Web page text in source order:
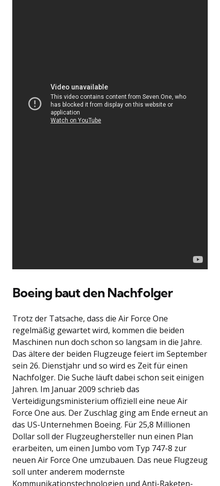
Boeing baut den Nachfolger
Trotz der Tatsache, dass die Air Force One
regelmäßig gewartet wird, kommen die beiden
Maschinen nun doch schon so langsam in die Jahre.
Das ältere der beiden Flugzeuge feiert im September
sein 26. Dienstjahr und so wird es Zeit für einen
Nachfolger. Die Suche läuft dabei schon seit einigen
Jahren. Im Januar 2009 schrieb das
Verteidigungsministerium offiziell eine neue Air
Force One aus. Der Zuschlag ging am Ende erneut an
das US-Unternehmen Boeing. Für 25,8 Millionen
Dollar soll der Flugzeughersteller nun einen Plan
erarbeiten, um einen Jumbo vom Typ 747-8 zur
neuen Air Force One umzubauen. Das neue Flugzeug
soll unter anderem modernste
Kommunikationstechnologien und Anti-Raketen-